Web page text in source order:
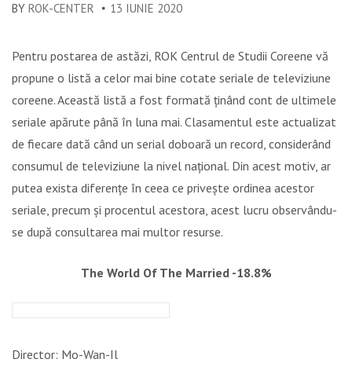
BY ROK-CENTER 13 IUNIE 2020
Pentru postarea de astăzi, ROK Centrul de Studii Coreene vă
propune o listă a celor mai bine cotate seriale de televiziune
coreene. Această listă a fost formată ținând cont de ultimele
seriale apărute până în luna mai. Clasamentul este actualizat
de fiecare dată când un serial doboară un record, considerând
consumul de televiziune la nivel național. Din acest motiv, ar
putea exista diferențe în ceea ce privește ordinea acestor
seriale, precum și procentul acestora, acest lucru observându-
se după consultarea mai multor resurse.
The World Of The Married -18.8%
Director: Mo-Wan-Il